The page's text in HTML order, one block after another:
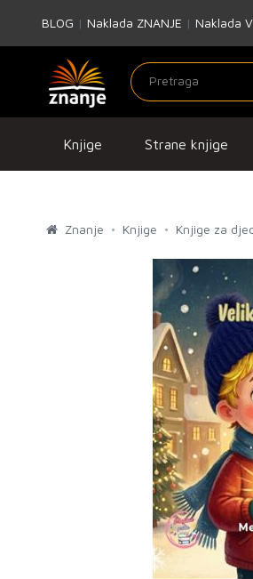
BLOG | Naklada ZNANJE | Naklada
Knjige Strane knjige
Znanje Knjige Knjige za